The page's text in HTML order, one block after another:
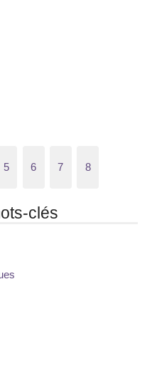
5 6 7 8
clés